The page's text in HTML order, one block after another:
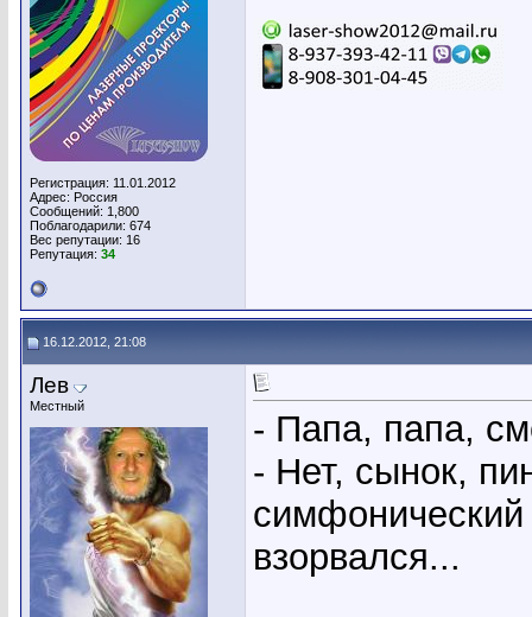
Регистрация: 11.01.2012
Адрес: Россия
Сообщений: 1,800
Поблагодарили: 674
Вес репутации: 16
Репутация: 34
16.12.2012, 21:08
Лев
Местный
- Папа, папа,
- Нет, сынок,
симфонический
взорвался...